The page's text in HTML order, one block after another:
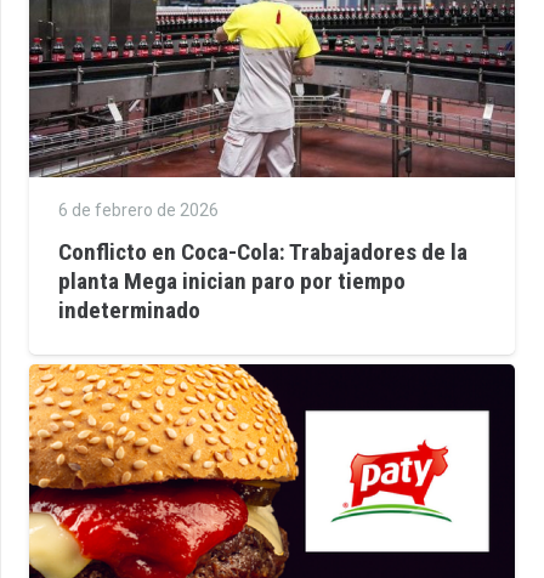
6 de febrero de 2026
Conflicto en Coca-Cola: Trabajadores de la
planta Mega inician paro por tiempo
indeterminado